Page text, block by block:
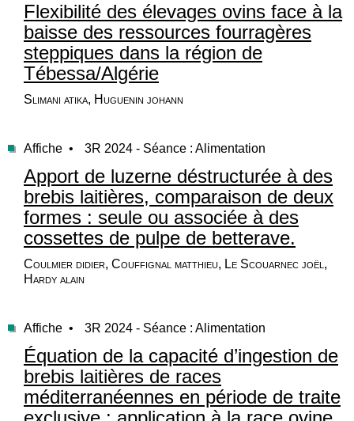
Flexibilité des élevages ovins face à la
baisse des ressources fourragères
steppiques dans la région de
Tébessa/Algérie
Slimani atika, Huguenin johann
Affiche • 3R 2024 - Séance : Alimentation
Apport de luzerne déstructurée à des
brebis laitières, comparaison de deux
formes : seule ou associée à des
cossettes de pulpe de betterave.
Coulmier didier, Couffignal matthieu, Le Scouarnec joël,
Hardy alain
Affiche • 3R 2024 - Séance : Alimentation
Équation de la capacité d’ingestion de
brebis laitières de races
méditerranéennes en période de traite